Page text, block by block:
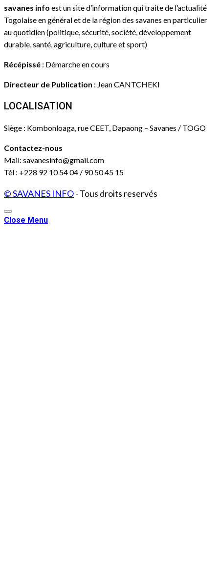
savanes info est un site d’information qui traite de l’actualité
Togolaise en général et de la région des savanes en particulier
au quotidien (politique, sécurité, société, développement
durable, santé, agriculture, culture et sport)
Récépissé : Démarche en cours
Directeur de Publication : Jean CANTCHEKI
LOCALISATION
Siège : Kombonloaga, rue CEET, Dapaong – Savanes / TOGO
Contactez-nous
Mail: savanesinfo@gmail.com
Tél : +228 92 10 54 04 / 90 50 45 15
© SAVANES INFO- Tous droits reservés
Close Menu